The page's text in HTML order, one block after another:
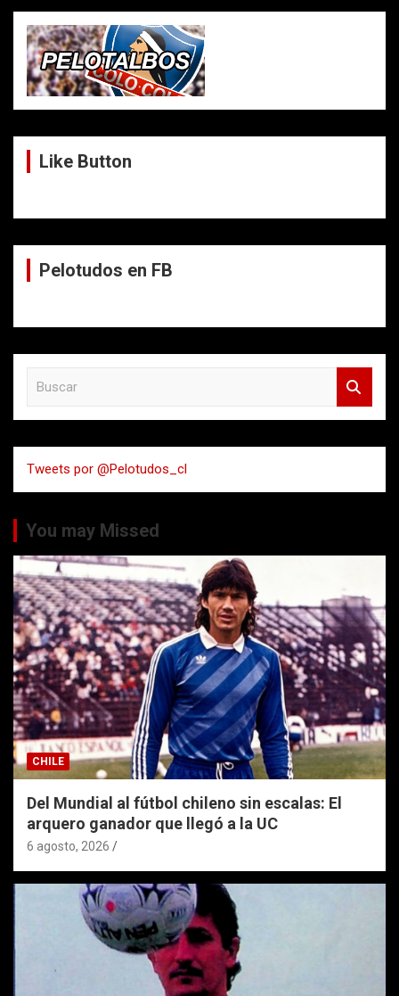
Like Button
Pelotudos en FB
a
r
Tweets por @Pelotudos_cl
You may Missed
CHILE
Del Mundial al fútbol chileno sin escalas: El
arquero ganador que llegó a la UC
6 agosto, 2026